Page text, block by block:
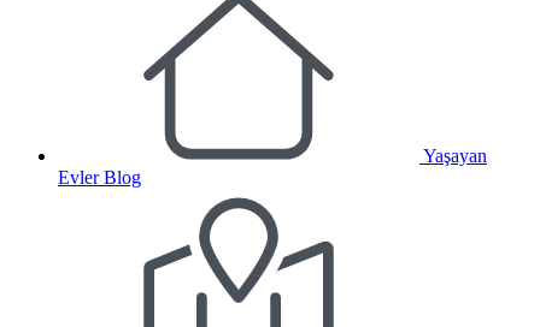
Yaşayan
Evler Blog